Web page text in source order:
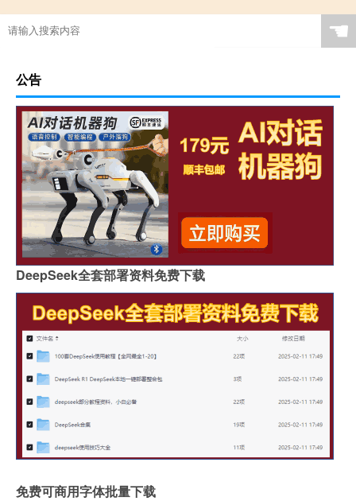
☚
公告
DeepSeek全套部署资料免费下载
免费可商用字体批量下载